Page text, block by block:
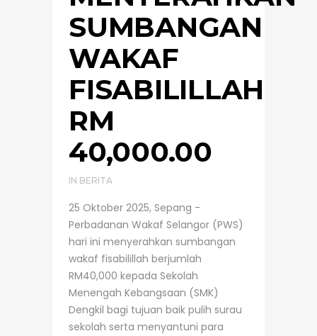
SUMBANGAN
WAKAF
FISABILILLAH
RM
40,000.00
IN BERITA
25 Oktober 2025, Sepang -
Perbadanan Wakaf Selangor (PWS)
hari ini menyerahkan sumbangan
wakaf fisabilillah berjumlah
RM40,000 kepada Sekolah
Menengah Kebangsaan (SMK)
Dengkil bagi tujuan baik pulih surau
sekolah serta menyantuni para